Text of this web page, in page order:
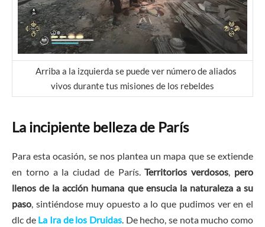
Arriba a la izquierda se puede ver número de aliados
vivos durante tus misiones de los rebeldes
La incipiente belleza de París
Para esta ocasión, se nos plantea un mapa que se extiende
en torno a la ciudad de París.Territorios verdosos, pero
llenos de la acción humana que ensucia la naturaleza a su
paso, sintiéndose muy opuesto a lo que pudimos ver en el
dlc de La Ira de los Druidas. De hecho, se nota mucho como